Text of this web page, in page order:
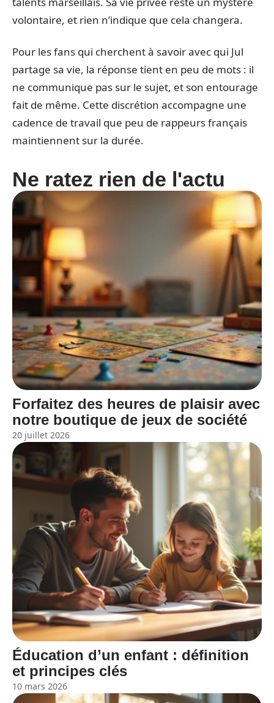
volontaire, et rien n’indique que cela changera.
Pour les fans qui cherchent à savoir avec qui Jul
partage sa vie, la réponse tient en peu de mots : il
ne communique pas sur le sujet, et son entourage
fait de même. Cette discrétion accompagne une
cadence de travail que peu de rappeurs français
maintiennent sur la durée.
Ne ratez rien de l'actu
Forfaitez des heures de plaisir avec
notre boutique de jeux de société
20 juillet 2026
Éducation d’un enfant : définition
et principes clés
10 mars 2026